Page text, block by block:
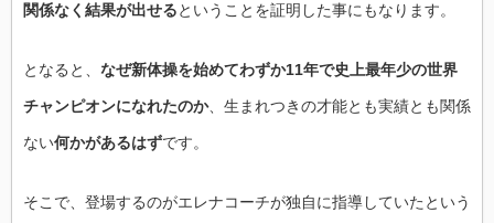
関係なく結果が出せるということを証明した事にもなります。
となると、 なぜ新体操を始めてわずか11年で史上最年少の世界
チャンピオンになれたのか、生まれつきの才能とも実績とも関係
ない何かがあるはずです。
そこで、登場するのがエレナコーチが独自に指導していたという